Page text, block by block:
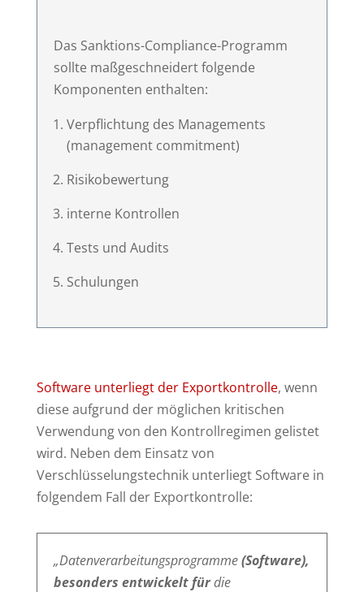
Das Sanktions-Compliance-Programm
sollte maßgeschneidert folgende
Komponenten enthalten:
Verpflichtung des Managements
(management commitment)
Risikobewertung
interne Kontrollen
Tests und Audits
Schulungen
Software unterliegt der Exportkontrolle, wenn
diese aufgrund der möglichen kritischen
Verwendung von den Kontrollregimen gelistet
wird. Neben dem Einsatz von
Verschlüsselungstechnik unterliegt Software in
folgendem Fall der Exportkontrolle:
„Datenverarbeitungsprogramme(Software),
besonders entwickelt fürdie